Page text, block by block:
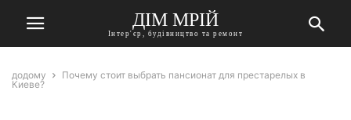
ДІМ МРІЙ
Інтер'єр, будівництво та ремонт
додому
Почему стоит выбрать пансионат для престарелых в
Киеве?